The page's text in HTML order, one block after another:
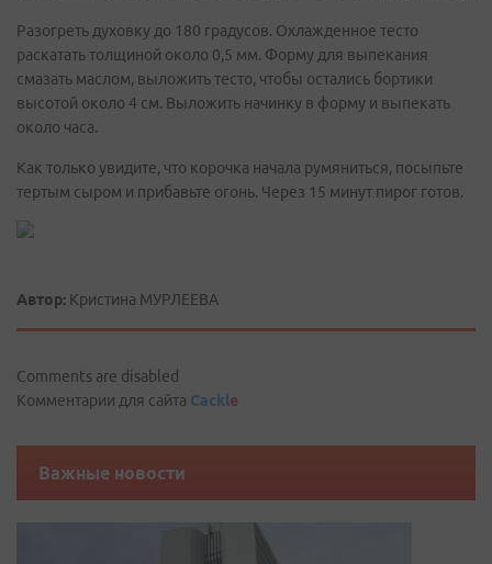
Разогреть духовку до 180 градусов. Охлажденное тесто
раскатать толщиной около 0,5 мм. Форму для выпекания
смазать маслом, выложить тесто, чтобы остались бортики
высотой около 4 см. Выложить начинку в форму и выпекать
около часа.
Как только увидите, что корочка начала румяниться, посыпьте
тертым сыром и прибавьте огонь. Через 15 минут пирог готов.
Автор: Кристина МУРЛЕЕВА
Comments are disabled
Комментарии для сайта Cackle
Важные новости